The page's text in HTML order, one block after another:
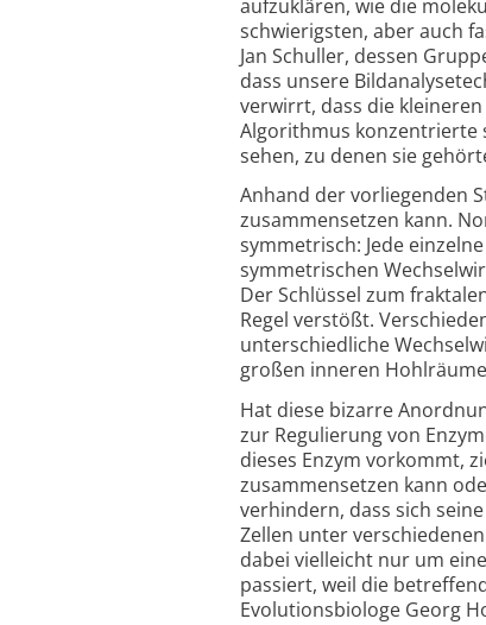
aufzuklären, wie die
schwierigsten, aber auch
Jan Schuller, dessen
dass unsere
verwirrt, dass die
Algorithmus konzentrierte
sehen, zu denen sie
Anhand der vorliegenden
zusammensetzen kann.
symmetrisch: Jede
symmetrischen
Der Schlüssel zum
Regel verstößt.
unterschiedliche
großen inneren
Hat diese bizarre
zur Regulierung von
dieses Enzym vorkommt,
zusammensetzen kann
verhindern, dass sich
Zellen unter
dabei vielleicht nur um
passiert, weil die
Evolutionsbiologe Georg